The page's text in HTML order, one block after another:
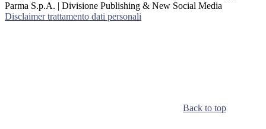
Parma S.p.A. | Divisione Publishing & New Social Media
Disclaimer trattamento dati personali
Back to top